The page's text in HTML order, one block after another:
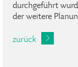
durchgeführt
der weitere
zurück